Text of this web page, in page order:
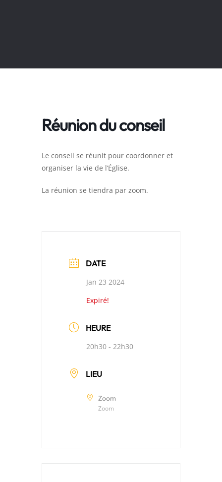
Réunion du conseil
Le conseil se réunit pour coordonner et
organiser la vie de l’Église.
La réunion se tiendra par zoom.
DATE
Jan 23 2024
Expiré!
HEURE
20h30 - 22h30
LIEU
Zoom
Zoom